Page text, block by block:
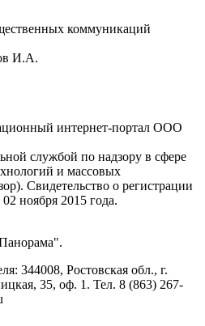
коммуникаций
И.А.
интернет-портал ООО
службой по надзору в сфере
и массовых
Cвидетельство о регистрации
ноября 2015 года.
344008, Ростовская обл., г.
35, оф. 1. Тел. 8 (863) 267-